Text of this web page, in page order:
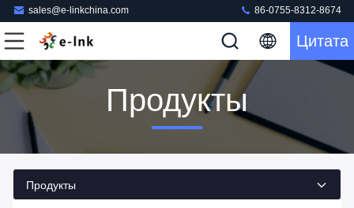
sales@e-linkchina.com 86-0755-8312-8674
Цитата
Продукты
Продукты